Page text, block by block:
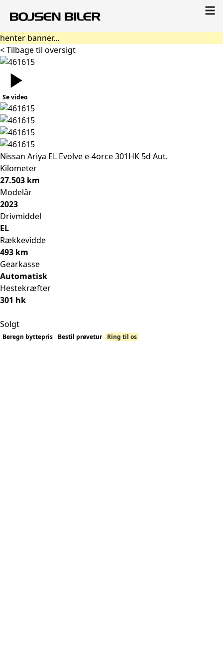
henter banner...
< Tilbage til oversigt
Se video
Nissan Ariya EL Evolve e-4orce 301HK 5d Aut.
Kilometer
27.503 km
Modelår
2023
Drivmiddel
EL
Rækkevidde
493 km
Gearkasse
Automatisk
Hestekræfter
301 hk
Solgt
Beregn byttepris Bestil prøvetur Ring til os